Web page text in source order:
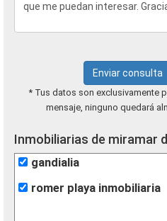
Enviar consulta
* Tus datos son exclusivamente
mensaje, ninguno quedará
Inmobiliarias de miramar
gandialia
romer playa inmobiliaria